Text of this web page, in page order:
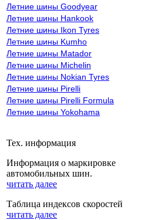
Летние шины Goodyear
Летние шины Hankook
Летние шины Ikon Tyres
Летние шины Kumho
Летние шины Matador
Летние шины Michelin
Летние шины Nokian Tyres
Летние шины Pirelli
Летние шины Pirelli Formula
Летние шины Yokohama
Тех. информация
Информация о маркировке
автомобильных шин.
читать далее
Таблица индексов скоростей
читать далее